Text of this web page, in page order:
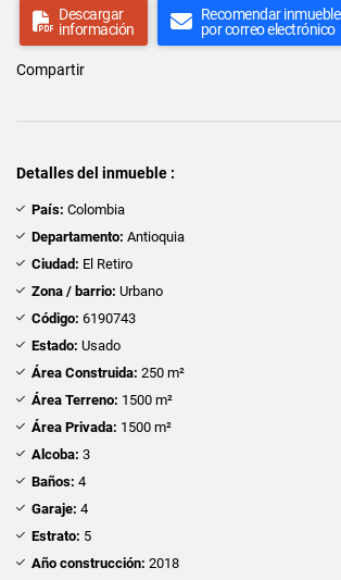
Descargar
información
Recomendar inmueble
por correo electrónico
Compartir
Detalles del inmueble :
País: Colombia
Departamento: Antioquia
Ciudad: El Retiro
Zona / barrio: Urbano
Código: 6190743
Estado: Usado
Área Construida: 250 m²
Área Terreno: 1500 m²
Área Privada: 1500 m²
Alcoba: 3
Baños: 4
Garaje: 4
Estrato: 5
Año construcción: 2018